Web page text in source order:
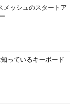
メッシュのスタートア
っているキーボード